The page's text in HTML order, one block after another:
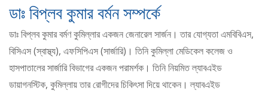
ডাঃ বিপ্লব কুমার বর্মন সম্পর্কে
ডাঃ বিপ্লব কুমার বর্মণ কুমিল্লার একজন জেনারেল সার্জন। তার যোগ্যতা এমবিবিএস,
বিসিএস (স্বাস্থ্য), এফসিপিএস (সার্জারি)। তিনি কুমিল্লা মেডিকেল কলেজ ও
হাসপাতালের সার্জারি বিভাগের একজন পরামর্শক। তিনি নিয়মিত ল্যাবএইড
ডায়াগনস্টিক, কুমিল্লায় তার রোগীদের চিকিৎসা দিয়ে থাকেন। ল্যাবএইড